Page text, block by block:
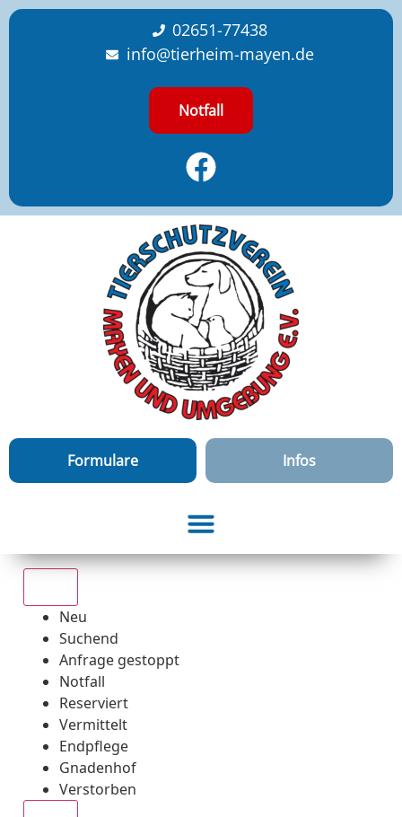
content
02651-77438
info@tierheim-mayen.de
Notfall
Formulare Infos
Neu
Suchend
Anfrage gestoppt
Notfall
Reserviert
Vermittelt
Endpflege
Gnadenhof
Verstorben